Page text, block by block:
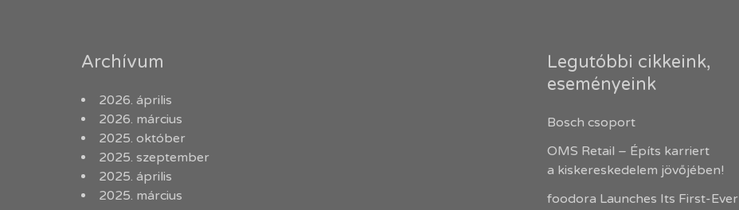
Archívum
2026. április
2026. március
2025. október
2025. szeptember
2025. április
2025. március
Legutóbbi cikkeink,
eseményeink
Bosch csoport
OMS Retail – Építs karriert
a kiskereskedelem jövőjében!
foodora Launches Its First-Ever